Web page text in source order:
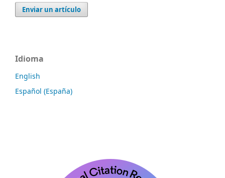
Enviar un artículo
Idioma
English
Español (España)